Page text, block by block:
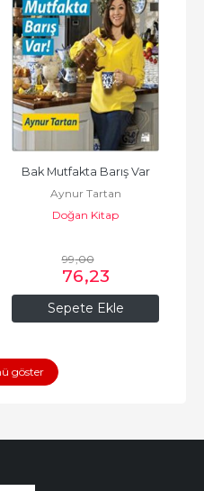
Sepete Ekle
Bak Mutfakta Barış Var
Aynur Tartan
Doğan Kitap
99,00
76,23
göster